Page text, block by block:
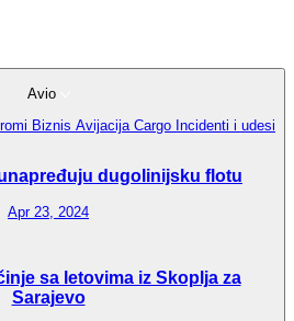
Avio
Biznis Avijacija Cargo Incidenti i udesi
dugolinijsku flotu
Apr 23, 2024
sa letovima iz Skoplja za
Sarajevo